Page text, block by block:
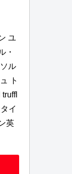
ユ
・
ル
ト
イ
英